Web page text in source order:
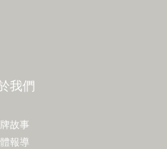
我們
故事
報導